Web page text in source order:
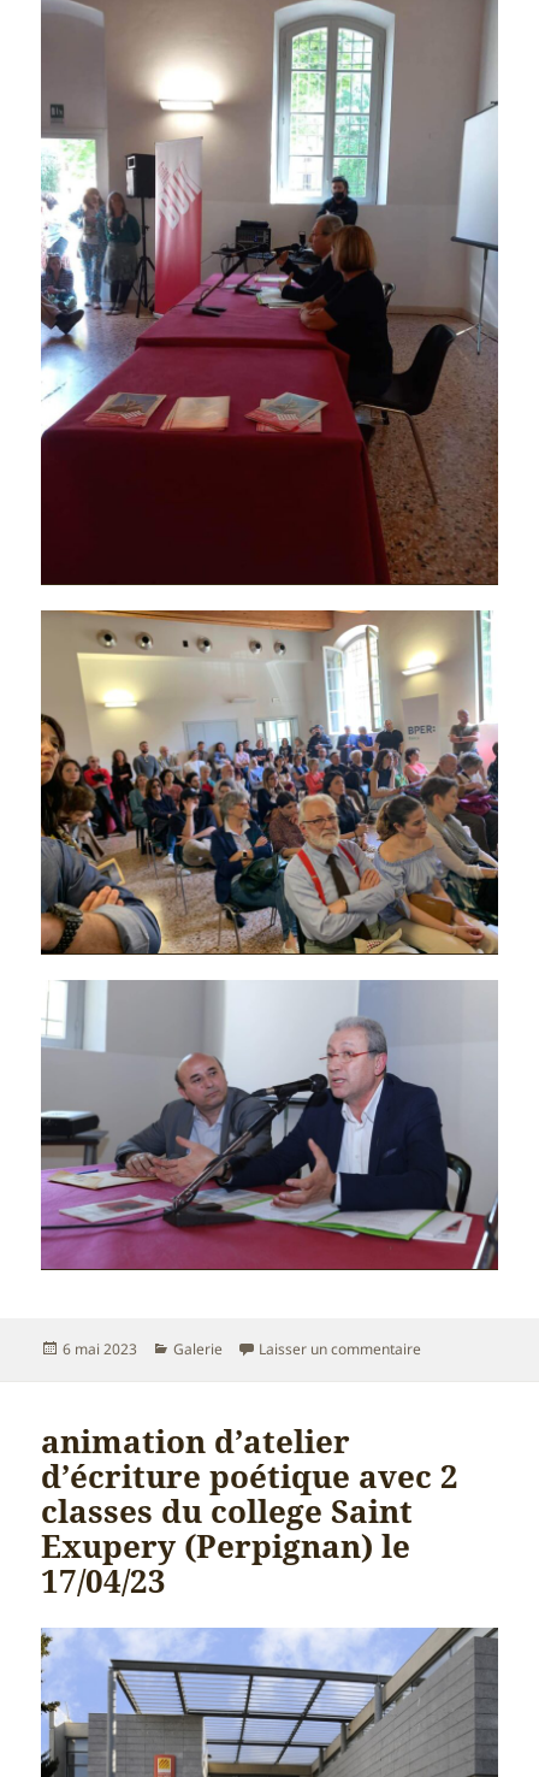
Publié
6 mai 2023 Catégories
Galerie Laisser un commentairesur rencontre à
animation d’atelier
d’écriture poétique avec 2
classes du college Saint
Exupery (Perpignan) le
17/04/23